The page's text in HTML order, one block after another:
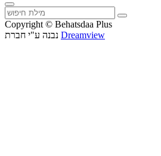
Copyright © Behatsdaa Plus
Dreamview